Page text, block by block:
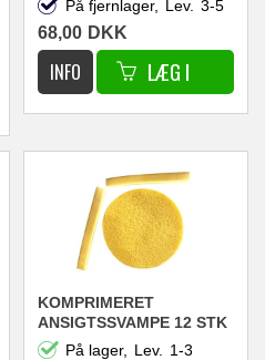
På fjernlager,
Lev. 3-5
68,00 DKK
KOMPRIMERET
ANSIGTSSVAMPE 12 STK
På lager,
Lev.
1-3